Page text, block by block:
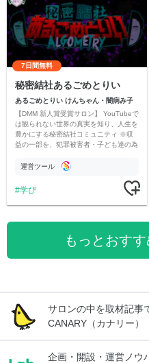
7日間無料
秘密結社あるごめとりい
あるごめとりい けんちゃん・闇病み子
【DMM 新人賞受賞サロン】 YouTubeで
は観られない世界の真実を知り、人生を
豊かにする秘密結社コミュニティ ※収
益の一部を、犯罪被害者・子ども達の為
す運営ツール
学び
もっとおす
サロンの中を取材記事
CANARY（カナリー）
企画・開設・運営ノウ